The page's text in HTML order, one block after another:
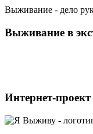
Выживание - дело
Выживание в
Интернет-проект